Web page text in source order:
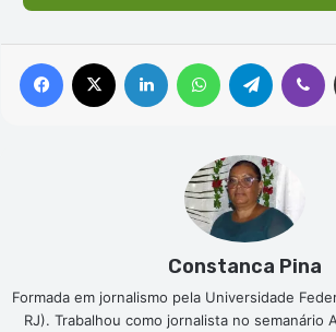
Facebook Linkedin WhatsAppTelegram
Constanca Pina
Formada em jornalismo pela Universidade
RJ). Trabalhou como jornalista no semanário